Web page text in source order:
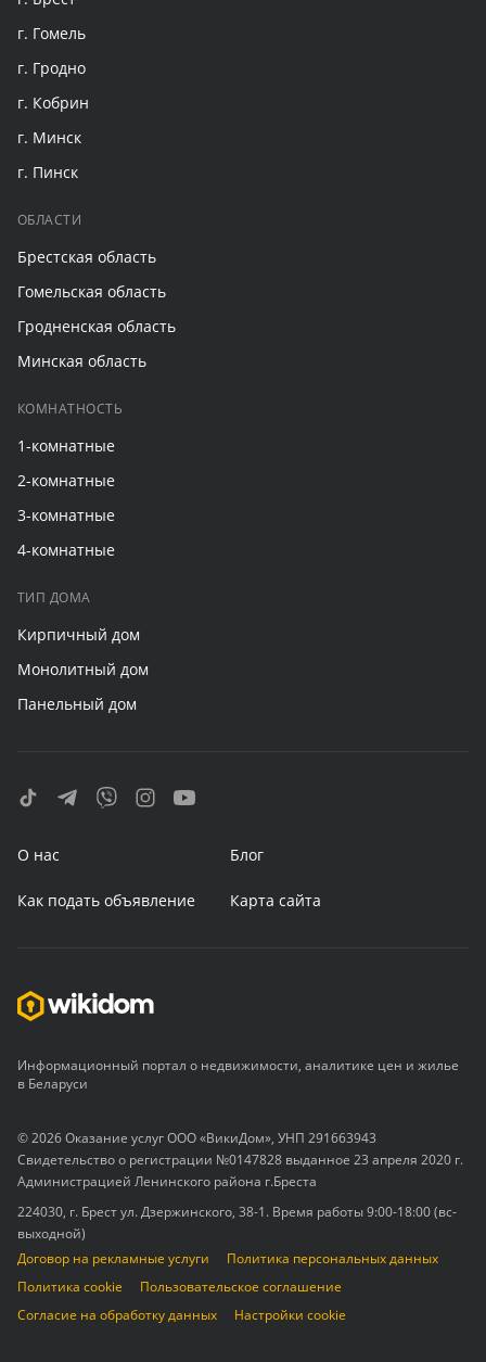
г. Гомель
г. Гродно
г. Кобрин
г. Минск
г. Пинск
ОБЛАСТИ
Брестская область
Гомельская область
Гродненская область
Минская область
КОМНАТНОСТЬ
1-комнатные
2-комнатные
3-комнатные
4-комнатные
ТИП ДОМА
Кирпичный дом
Монолитный дом
Панельный дом
О нас Блог
Как подать объявление Карта сайта
Информационный портал о недвижимости, аналитике цен и жилье
в Беларуси
© 2026 Оказание услуг ООО «ВикиДом», УНП 291663943
Свидетельство о регистрации №0147828 выданное 23 апреля 2020 г.
Администрацией Ленинского района г.Бреста
224030, г. Брест ул. Дзержинского, 38-1. Время работы 9:00-18:00 (вс-
выходной)
Договор на рекламные услуги
Политика персональных данных
Политика cookie
Пользовательское соглашение
Согласие на обработку данных
Настройки cookie